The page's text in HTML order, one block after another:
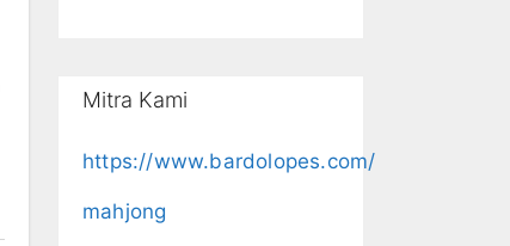
Mitra Kami
https://www.bardolopes.com/
mahjong